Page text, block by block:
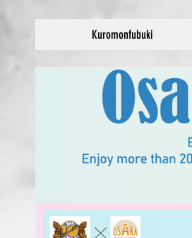
Kuromonfubuki